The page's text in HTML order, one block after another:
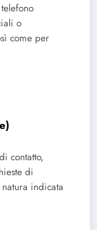
o
come per
contatto,
di
indicata